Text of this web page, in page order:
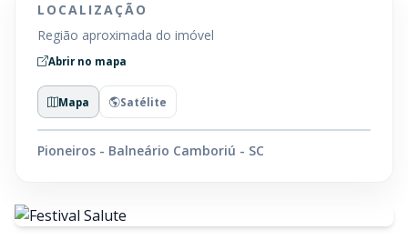
LOCALIZAÇÃO
Região aproximada do imóvel
Abrir no mapa
Mapa Satélite
Pioneiros - Balneário Camboriú - SC